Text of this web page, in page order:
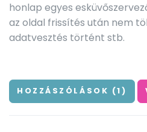
honlap egyes
az oldal frissítés után nem
adatvesztés történt stb.
HOZZÁSZÓLÁSOK (1)